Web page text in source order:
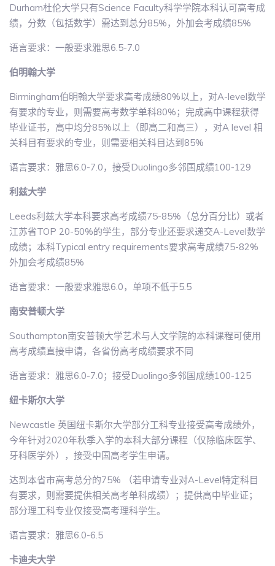
Durham杜伦大学只有Science Faculty科学学院本科认可高考成
绩，分数（包括数学）需达到总分85%，外加会考成绩85%
语言要求：一般要求雅思6.5-7.0
伯明翰大学
Birmingham伯明翰大学要求高考成绩80%以上，对A-level数学
有要求的专业，则需要高考数学单科80%；完成高中课程获得
毕业证书，高中均分85%以上（即高二和高三），对A level 相
关科目有要求的专业，则需要相关科目达到85%
语言要求：雅思6.0-7.0，接受Duolingo多邻国成绩100-129
利兹大学
Leeds利兹大学本科要求高考成绩75-85%（总分百分比）或者
江苏省TOP 20-50%的学生，部分专业还要求递交A-Level数学
成绩；本科Typical entry requirements要求高考成绩75-82%
外加会考成绩85%
语言要求：一般要求雅思6.0，单项不低于5.5
南安普顿大学
Southampton南安普顿大学艺术与人文学院的本科课程可使用
高考成绩直接申请，各省份高考成绩要求不同
语言要求：雅思6.0-7.0；接受Duolingo多邻国成绩100-125
纽卡斯尔大学
Newcastle 英国纽卡斯尔大学部分工科专业接受高考成绩外，
今年针对2020年秋季入学的本科大部分课程（仅除临床医学、
牙科医学外），接受中国高考学生申请。
达到本省市高考总分的75% （若申请专业对A-Level特定科目
有要求，则需要提供相关高考单科成绩）；提供高中毕业证；
部分理工科专业仅接受高考理科学生。
语言要求：雅思6.0-6.5
卡迪夫大学